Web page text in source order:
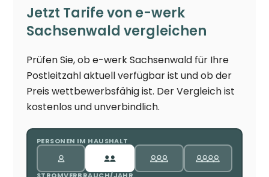
Jetzt Tarife von e-werk
Sachsenwald vergleichen
Prüfen Sie, ob e-werk Sachsenwald für Ihre
Postleitzahl aktuell verfügbar ist und ob der
Preis wettbewerbsfähig ist. Der Vergleich ist
kostenlos und unverbindlich.
PERSONEN IM HAUSHALT